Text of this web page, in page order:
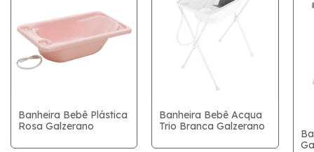
Banheira Bebê Plástica
Rosa Galzerano
Banheira Bebê Acqua
Trio Branca Galzerano